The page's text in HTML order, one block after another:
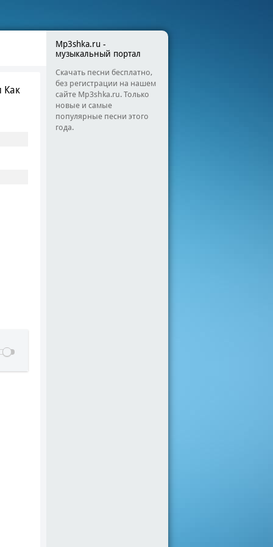
Как
Mp3shka.ru -
музыкальный портал
Скачать песни бесплатно,
без регистрации на нашем
сайте Mp3shka.ru. Только
новые и самые
популярные песни этого
года.